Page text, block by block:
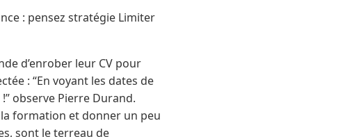
: pensez stratégie Limiter
d’enrober leur CV pour
: “En voyant les dates de
observe Pierre Durand.
formation et donner un peu
sont le terreau de